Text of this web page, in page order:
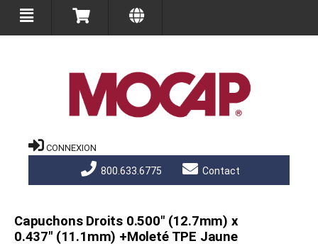
CONNEXION
800.633.6775 Contact
Capuchons Droits 0.500" (12.7mm) x
0.437" (11.1mm) +Moleté TPE Jaune